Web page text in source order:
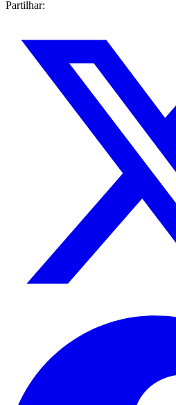
Partilhar: